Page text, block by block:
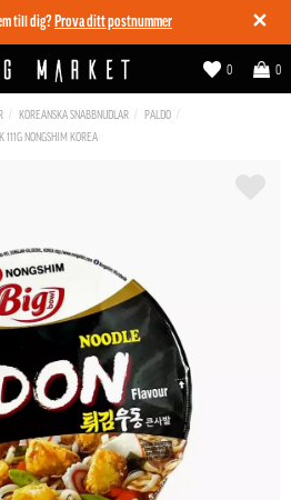
✕
till dig? Prova ditt postnummer
0
0
KOREANSKA SNABBNUDLAR
PALDO
NONGSHIM KOREA